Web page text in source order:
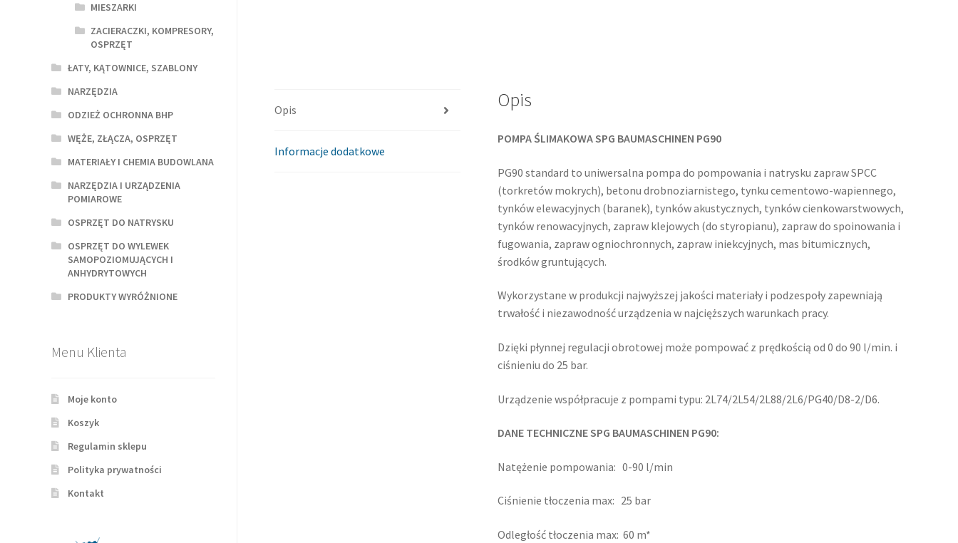
Opis
Informacje dodatkowe
Opis
POMPA ŚLIMAKOWA SPG BAUMASCHINEN PG90
PG90 standard to uniwersalna pompa do pompowania i natrysku zapraw SPCC
(torkretów mokrych), betonu drobnoziarnistego, tynku cementowo-wapiennego,
tynków elewacyjnych (baranek), tynków akustycznych, tynków cienkowarstwowych,
tynków renowacyjnych, zapraw klejowych (do styropianu), zapraw do spoinowania i
fugowania, zapraw ogniochronnych, zapraw iniekcyjnych, mas bitumicznych,
środków gruntujących.
Wykorzystane w produkcji najwyższej jakości materiały i podzespoły zapewniają
trwałość i niezawodność urządzenia w najcięższych warunkach pracy.
Dzięki płynnej regulacji obrotowej może pompować z prędkością od 0 do 90 l/min. i
ciśnieniu do 25 bar.
Urządzenie współpracuje z pompami typu: 2L74/2L54/2L88/2L6/PG40/D8-2/D6.
DANE TECHNICZNE SPG BAUMASCHINEN PG90:
Natężenie pompowania: 0-90 l/min
Ciśnienie tłoczenia max: 25 bar
Odległość tłoczenia max: 60 m*
MIESZARKI
ZACIERACZKI, KOMPRESORY,
OSPRZĘT
ŁATY, KĄTOWNICE, SZABLONY
NARZĘDZIA
ODZIEŻ OCHRONNA BHP
WĘŻE, ZŁĄCZA, OSPRZĘT
MATERIAŁY I CHEMIA BUDOWLANA
NARZĘDZIA I URZĄDZENIA
POMIAROWE
OSPRZĘT DO NATRYSKU
OSPRZĘT DO WYLEWEK
SAMOPOZIOMUJĄCYCH I
ANHYDRYTOWYCH
PRODUKTY WYRÓŻNIONE
Menu Klienta
Moje konto
Koszyk
Regulamin sklepu
Polityka prywatności
Kontakt